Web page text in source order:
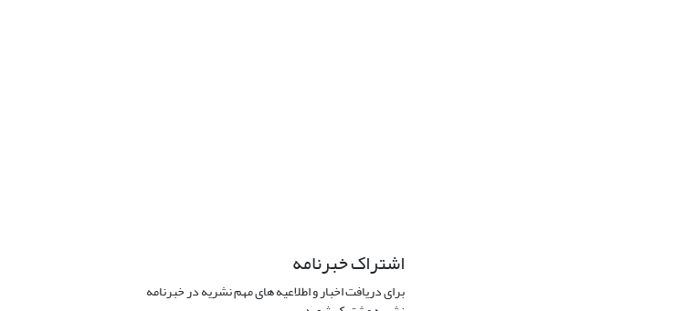
اشتراک خبرنامه
برای دریافت اخبار و اطلاعیه های مهم نشریه در خبرنامه